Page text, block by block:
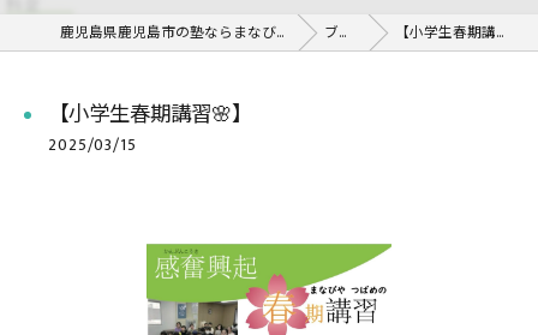
鹿児島県鹿児島市の塾ならまなびや つばめ ブログ 【小学生春期講習🌸】
【小学生春期講習🌸】
2025/03/15